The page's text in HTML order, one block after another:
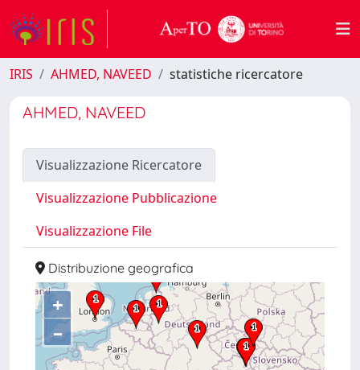
IRIS AHMED, NAVEED statistiche ricercatore
AHMED, NAVEED
Visualizzazione Ricercatore
Visualizzazione Pubblicazione
Visualizzazione File
Distribuzione geografica
+
–